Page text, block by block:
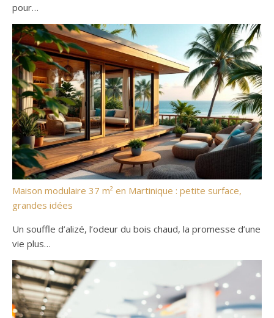
pour…
Maison modulaire 37 m² en Martinique : petite surface,
grandes idées
Un souffle d’alizé, l’odeur du bois chaud, la promesse d’une
vie plus…